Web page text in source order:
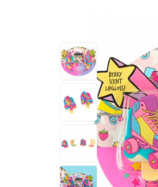
Solaire
Brumes
Blush
Rouge à Lèvres